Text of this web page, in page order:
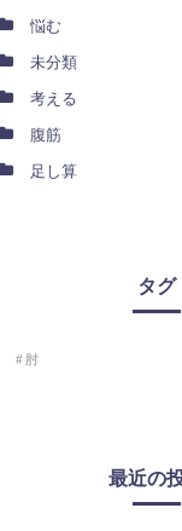
悩む
未分類
考える
腹筋
足し算
タグ
肘
最近の